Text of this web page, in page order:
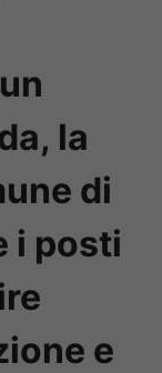
la
di
i posti
e